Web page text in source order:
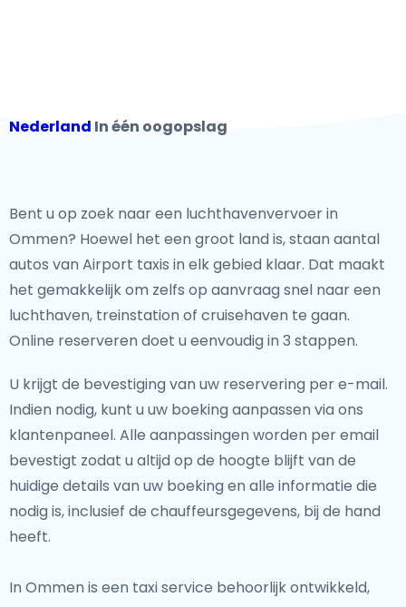
Nederland In één oogopslag
Bent u op zoek naar een luchthavenvervoer in
Ommen? Hoewel het een groot land is, staan aantal
autos van Airport taxis in elk gebied klaar. Dat maakt
het gemakkelijk om zelfs op aanvraag snel naar een
luchthaven, treinstation of cruisehaven te gaan.
Online reserveren doet u eenvoudig in 3 stappen.
U krijgt de bevestiging van uw reservering per e-mail.
Indien nodig, kunt u uw boeking aanpassen via ons
klantenpaneel. Alle aanpassingen worden per email
bevestigt zodat u altijd op de hoogte blijft van de
huidige details van uw boeking en alle informatie die
nodig is, inclusief de chauffeursgegevens, bij de hand
heeft.
In Ommen is een taxi service behoorlijk ontwikkeld,